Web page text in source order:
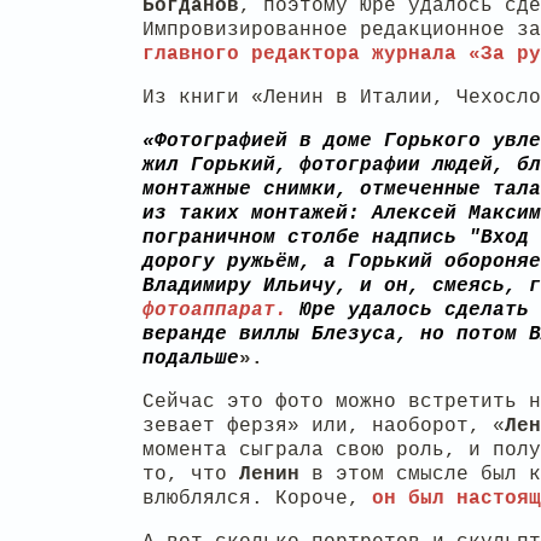
Богданов, поэтому Юре удалось
Импровизированное редакционное
главного редактора журнала «За
Из книги «Ленин в Италии,
«Фотографией в доме Горького
жил Горький, фотографии людей,
монтажные снимки, отмеченные
из таких монтажей:Алексей
пограничном столбе надпись
дорогу ружьём, а Горький
Владимиру Ильичу, и он, смеясь,
фотоаппарат.
Юре удалось
веранде виллы Блезуса, но потом
подальше» .
Сейчас это фото можно встретить
зевает ферзя» или, наоборот, «
момента сыграла свою роль, и
то, что Ленин в этом смысле был
влюблялся. Короче, он был